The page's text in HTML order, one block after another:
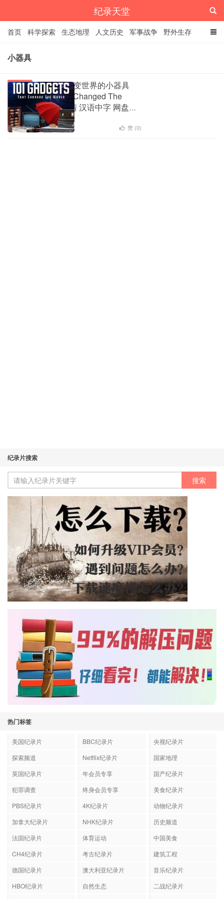
纪录天堂
首页 科学探索 生态地理 人文历史 军事战争 野外生存
经典纪录
小器具
科学探索
《101种改变世界的小器具
101 Gadgets That Changed The
World》 全2集 高清 汉语中字 网盘下
载
1
阅读(3880)
赞 (0)
纪录片搜索
热门标签
美国纪录片 BBC纪录片
央视纪录片
探索频道
Netflix纪录片
国家地理
英国纪录片
年会员专享
国产纪录片
犯罪调查
终身会员专享
美食纪录片
PBS纪录片
4K纪录片
动物纪录片
加拿大纪录片
NHK纪录片
历史频道
法国纪录片
体育运动
中国美食
CH4纪录片
考古纪录片
建筑工程
德国纪录片
澳大利亚纪录片
音乐纪录片
HBO纪录片
自然生态
二战纪录片